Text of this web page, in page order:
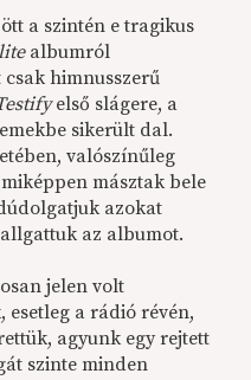
a szintén e tragikus
albumról
himnusszerű
első slágere, a
sikerült dal.
valószínűleg
másztak bele
azokat
az albumot.
jelen volt
esetleg a rádió révén,
agyunk egy rejtett
szinte minden